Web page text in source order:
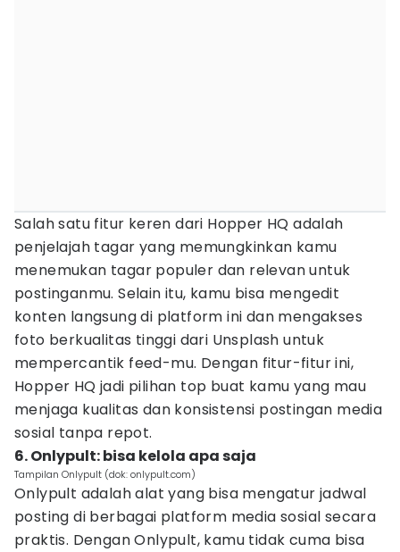
Salah satu fitur keren dari Hopper HQ adalah
penjelajah tagar yang memungkinkan kamu
menemukan tagar populer dan relevan untuk
postinganmu. Selain itu, kamu bisa mengedit
konten langsung di platform ini dan mengakses
foto berkualitas tinggi dari Unsplash untuk
mempercantik feed-mu. Dengan fitur-fitur ini,
Hopper HQ jadi pilihan top buat kamu yang mau
menjaga kualitas dan konsistensi postingan media
sosial tanpa repot.
6. Onlypult: bisa kelola apa saja
Tampilan Onlypult (dok: onlypult.com)
Onlypult adalah alat yang bisa mengatur jadwal
posting di berbagai platform media sosial secara
praktis. Dengan Onlypult, kamu tidak cuma bisa